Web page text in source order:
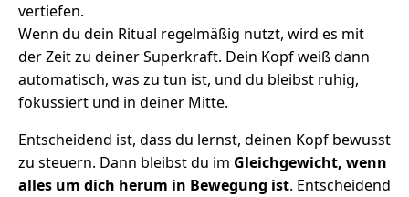
vertiefen.
Wenn du dein Ritual regelmäßig nutzt, wird es mit
der Zeit zu deiner Superkraft. Dein Kopf weiß dann
automatisch, was zu tun ist, und du bleibst ruhig,
fokussiert und in deiner Mitte.
Entscheidend ist, dass du lernst, deinen Kopf bewusst
zu steuern. Dann bleibst du im Gleichgewicht, wenn
alles um dich herum in Bewegung ist. Entscheidend